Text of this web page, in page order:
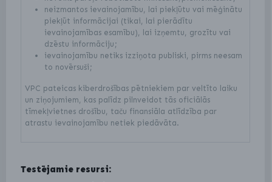
neizmantos ievainojamību, lai piekļūtu vai mēģinātu
piekļūt informācijai (tikai, lai pierādītu
ievainojamības esamību), lai izņemtu, grozītu vai
dzēstu informāciju;
ievainojamību netiks izziņota publiski, pirms neesam
to novērsuši;
VPC pateicas kiberdrošības pētniekiem par veltīto laiku
un ziņojumiem, kas palīdz pilnveidot tās oficiālās
tīmekļvietnes drošību, taču finansiāla atlīdzība par
atrastu ievainojamību netiek piedāvāta.
Testējamie resursi: